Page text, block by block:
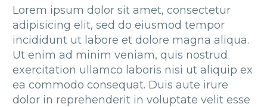
Lorem ipsum dolor sit amet, consectetur
adipisicing elit, sed do eiusmod tempor
incididunt ut labore et dolore magna aliqua.
Ut enim ad minim veniam, quis nostrud
exercitation ullamco laboris nisi ut aliquip ex
ea commodo consequat. Duis aute irure
dolor in reprehenderit in voluptate velit esse